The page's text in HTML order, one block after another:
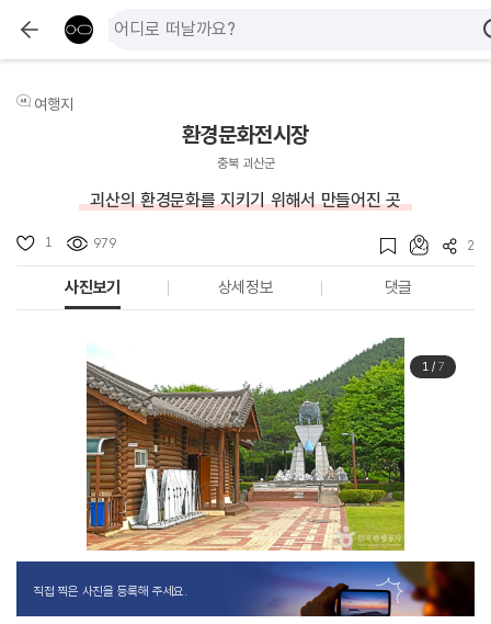
여행지
환경문화전시장
충북 괴산군
괴산의 환경문화를 지키기 위해서 만들어진 곳
1 979 2
사진보기 상세정보 댓글
1/ 7
직접 찍은 사진을 등록해 주세요.